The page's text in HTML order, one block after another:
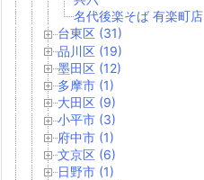
名代後楽そば 有楽町店
台東区 (31)
品川区 (19)
墨田区 (12)
多摩市 (1)
大田区 (9)
小平市 (3)
府中市 (1)
文京区 (6)
日野市 (1)